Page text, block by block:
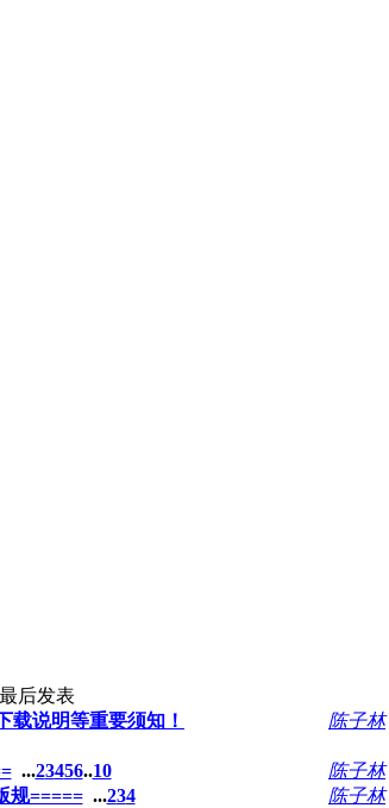
最后发表
载说明等重要须知！ 陈子林
...23456..10 陈子林
规===== ...234 陈子林